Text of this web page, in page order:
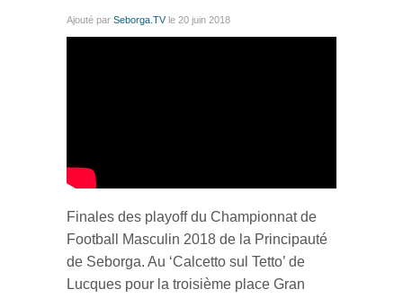
Ajouté par Seborga.TV le 20 juin 2018
Finales des playoff du Championnat de
Football Masculin 2018 de la Principauté
de Seborga. Au ‘Calcetto sul Tetto’ de
Lucques pour la troisième place Gran